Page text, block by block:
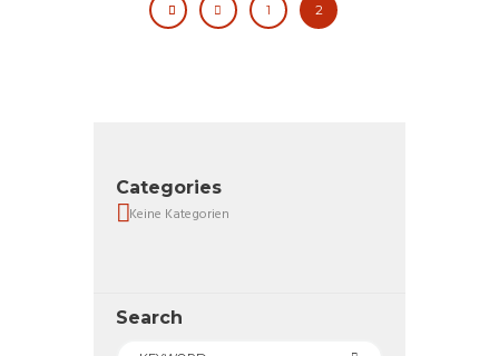
1 2
Categories
Keine Kategorien
Search